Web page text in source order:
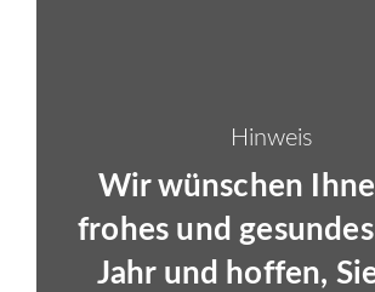
Hinweis
Wir wünschen
frohes und
Jahr und hoffen,